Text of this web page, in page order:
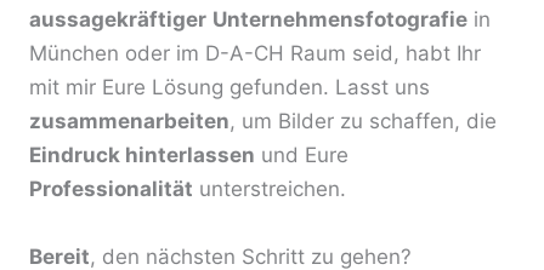
aussagekräftiger Unternehmensfotografie in
München oder im D-A-CH Raum seid, habt Ihr
mit mir Eure Lösung gefunden. Lasst uns
zusammenarbeiten, um Bilder zu schaffen, die
Eindruck hinterlassen und Eure
Professionalität unterstreichen.
Bereit, den nächsten Schritt zu gehen?